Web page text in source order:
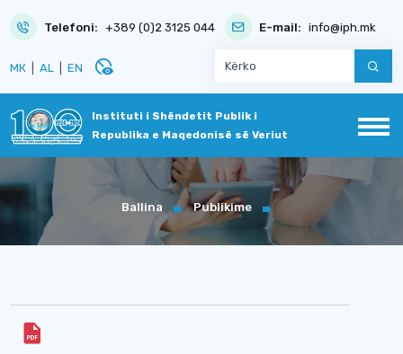
Telefoni: +389 (0)2 3125 044 E-mail: info@iph.mk
МК AL EN disabled_visible
Instituti i Shëndetit Publik i
Republika e Maqedonisë së Veriut
Ballina Publikime